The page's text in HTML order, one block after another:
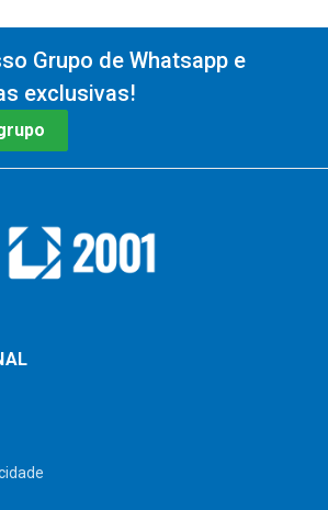
Grupo de Whatsapp e
exclusivas!